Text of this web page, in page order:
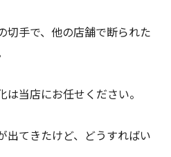
切手で、他の店舗で断られた
当店にお任せください。
出てきたけど、どうすればい